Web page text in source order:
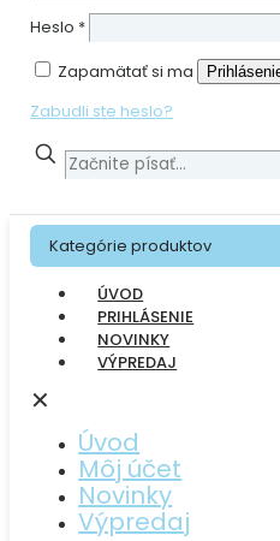
Heslo *
Zapamätať si ma
Zabudli ste heslo?
Kategórie produktov
ÚVOD
PRIHLÁSENIE
NOVINKY
VÝPREDAJ
✕
Úvod
Môj účet
Novinky
Výpredaj